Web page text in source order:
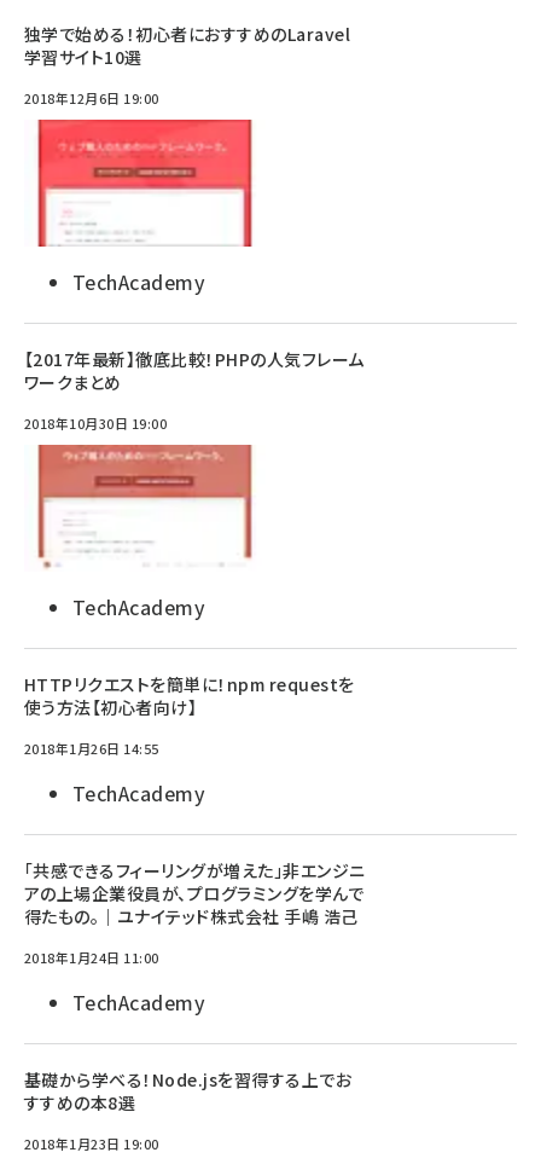
独学で始める！初心者におすすめのLaravel
学習サイト10選
2018年12月6日 19:00
TechAcademy
【2017年最新】徹底比較！PHPの人気フレーム
ワークまとめ
2018年10月30日 19:00
TechAcademy
HTTPリクエストを簡単に！npm requestを
使う方法【初心者向け】
2018年1月26日 14:55
TechAcademy
「共感できるフィーリングが増えた」非エンジニ
アの上場企業役員が、プログラミングを学んで
得たもの。｜ユナイテッド株式会社 手嶋 浩己
2018年1月24日 11:00
TechAcademy
基礎から学べる！Node.jsを習得する上でお
すすめの本8選
2018年1月23日 19:00